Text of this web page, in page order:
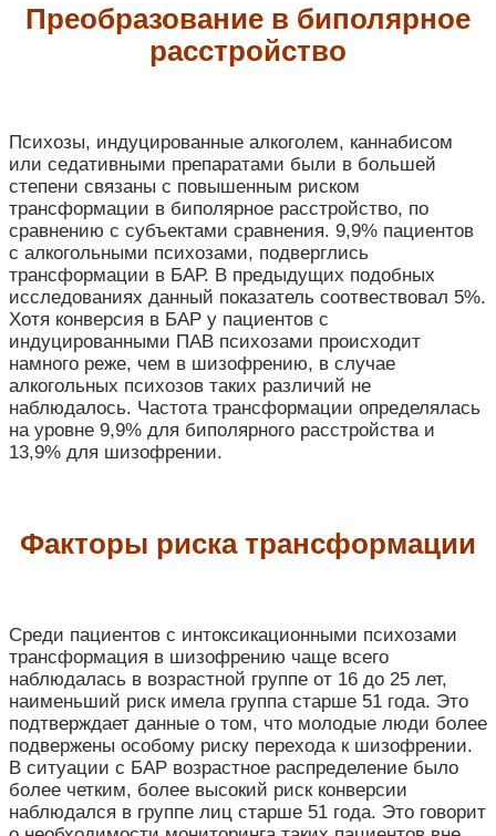
Преобразование в биполярное
расстройство
Психозы, индуцированные алкоголем, каннабисом
или седативными препаратами были в большей
степени связаны с повышенным риском
трансформации в биполярное расстройство, по
сравнению с субъектами сравнения. 9,9% пациентов
с алкогольными психозами, подверглись
трансформации в БАР. В предыдущих подобных
исследованиях данный показатель соотвествовал 5%.
Хотя конверсия в БАР у пациентов с
индуцированными ПАВ психозами происходит
намного реже, чем в шизофрению, в случае
алкогольных психозов таких различий не
наблюдалось. Частота трансформации определялась
на уровне 9,9% для биполярного расстройства и
13,9% для шизофрении.
Факторы риска трансформации
Среди пациентов с интоксикационными психозами
трансформация в шизофрению чаще всего
наблюдалась в возрастной группе от 16 до 25 лет,
наименьший риск имела группа старше 51 года. Это
подтверждает данные о том, что молодые люди более
подвержены особому риску перехода к шизофрении.
В ситуации с БАР возрастное распределение было
более четким, более высокий риск конверсии
наблюдался в группе лиц старше 51 года. Это говорит